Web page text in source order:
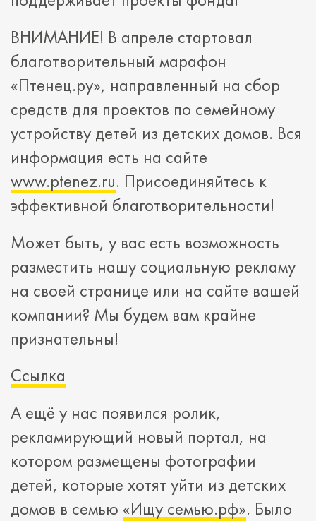
ВНИМАНИЕ! В апреле стартовал
благотворительный марафон
«Птенец.ру», направленный на сбор
средств для проектов по семейному
устройству детей из детских домов. Вся
информация есть на сайте
www.ptenez.ru. Присоединяйтесь к
эффективной благотворительности!
Может быть, у вас есть возможность
разместить нашу социальную рекламу
на своей странице или на сайте вашей
компании? Мы будем вам крайне
признательны!
Ссылка
А ещё у нас появился ролик,
рекламирующий новый портал, на
котором размещены фотографии
детей, которые хотят уйти из детских
домов в семью «Ищу семью.рф». Было